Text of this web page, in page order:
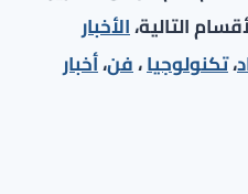
التالية،الأخبار
،تكنولوجيا،فن،أخبار